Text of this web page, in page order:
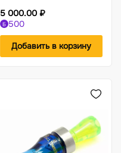
5 000.00 ₽
Б 500
Добавить в корзину